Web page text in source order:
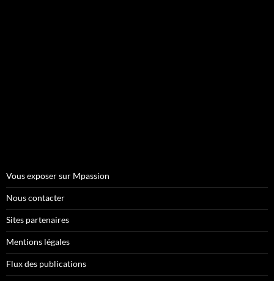
Vous exposer sur Mpassion
Nous contacter
Sites partenaires
Mentions légales
Flux des publications